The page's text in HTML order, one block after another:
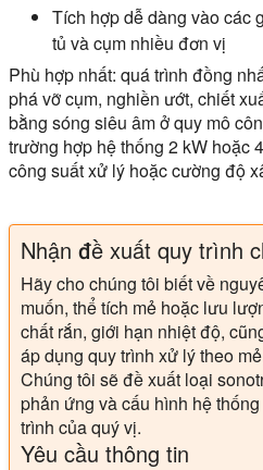
Tích hợp dễ dàng vào các
tủ và cụm nhiều đơn vị
Phù hợp nhất: quá trình đồng
phá vỡ cụm, nghiền ướt, chiết
bằng sóng siêu âm ở quy mô
trường hợp hệ thống 2 kW hoặc
công suất xử lý hoặc cường độ
Nhận đề xuất quy trình
Hãy cho chúng tôi biết về
muốn, thể tích mẻ hoặc lưu
chất rắn, giới hạn nhiệt độ,
áp dụng quy trình xử lý theo
Chúng tôi sẽ đề xuất loại
phản ứng và cấu hình hệ
trình của quý vị.
Yêu cầu thông tin